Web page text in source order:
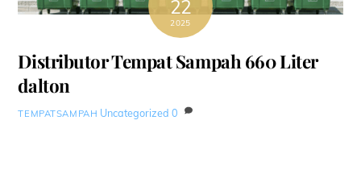
22
2025
Distributor Tempat Sampah 660 Liter
dalton
TEMPATSAMPAH Uncategorized 0